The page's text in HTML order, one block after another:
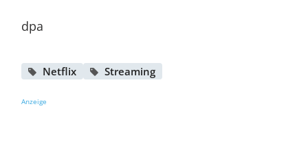
dpa
Netflix Streaming
Anzeige